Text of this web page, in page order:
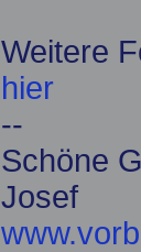
Weitere
hier
--
Schöne
Josef